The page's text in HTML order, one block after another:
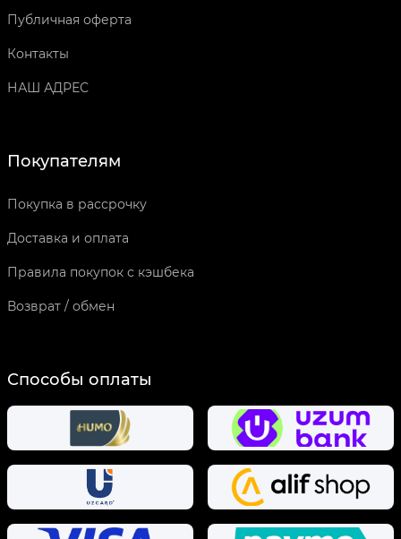
Публичная оферта
Контакты
НАШ АДРЕС
Покупателям
Покупка в рассрочку
Доставка и оплата
Правила покупок с кэшбека
Возврат / обмен
Способы оплаты